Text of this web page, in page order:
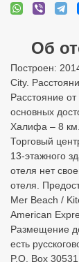
Об
Построен:
City.
Расстояние
основных
Халифа – 8
Торговый
13-этажного
отеля нет
отеля.
Mer Beach /
American
Размещение
есть
P.O. Box